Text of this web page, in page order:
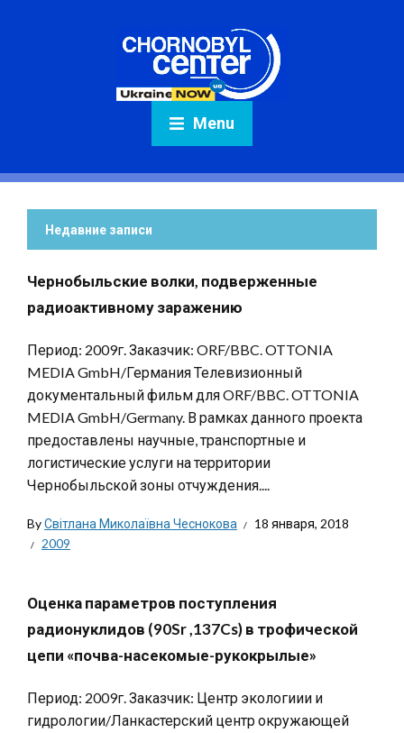
Menu
Недавние записи
Чернобыльские волки, подверженные
радиоактивному заражению
Период: 2009г. Заказчик: ORF/BBC. OTTONIA
MEDIA GmbH/Германия Телевизионный
документальный фильм для ORF/BBC. OTTONIA
MEDIA GmbH/Germany. В рамках данного проекта
предоставлены научные, транспортные и
логистические услуги на территории
Чернобыльской зоны отчуждения....
ByСвітлана Миколаївна Чеснокова
18 января, 2018
2009
Оценка параметров поступления
радионуклидов (90Sr ,137Cs) в трофической
цепи «почва-насекомые-рукокрылые»
Период: 2009г. Заказчик: Центр экологиии и
гидрологии/Ланкастерский центр окружающей